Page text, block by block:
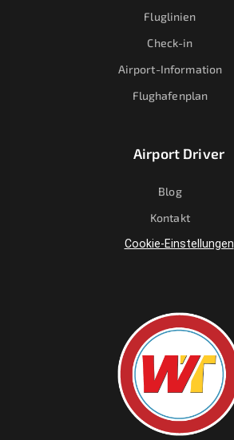
Fluglinien
Check-in
Airport-Information
Flughafenplan
Airport Driver
Blog
Kontakt
Cookie-Einstellungen